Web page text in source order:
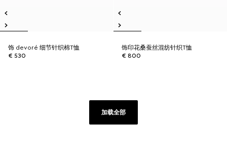
饰 devoré 细节针织棉T恤
€ 530
饰印花桑蚕丝混纺针织T恤
€ 800
加载全部